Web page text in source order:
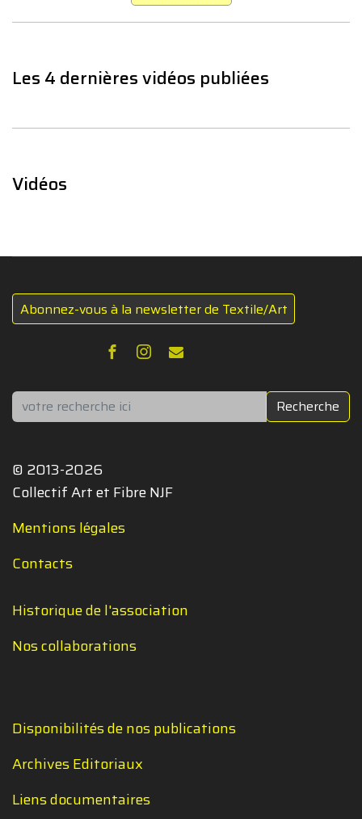
Les 4 dernières vidéos publiées
Vidéos
Abonnez-vous à la newsletter de Textile/Art
Rechercher Recherche
© 2013-2026
Collectif Art et Fibre NJF
Mentions légales
Contacts
Historique de l'association
Nos collaborations
Disponibilités de nos publications
Archives Editoriaux
Liens documentaires